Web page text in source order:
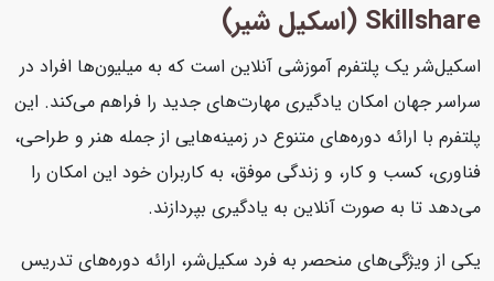
Skillshare (اسکیل شیر)
اسکیل‌شر یک پلتفرم آموزشی آنلاین است که به میلیون‌ها افراد در
سراسر جهان امکان یادگیری مهارت‌های جدید را فراهم می‌کند. این
پلتفرم با ارائه دوره‌های متنوع در زمینه‌هایی از جمله هنر و طراحی،
فناوری، کسب و کار، و زندگی موفق، به کاربران خود این امکان را
می‌دهد تا به صورت آنلاین به یادگیری بپردازند.
یکی از ویژگی‌های منحصر به فرد سکیل‌شر، ارائه دوره‌های تدریس